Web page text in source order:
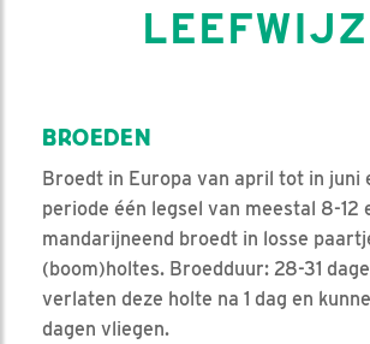
BROEDEN
Broedt in Europa van april tot in juni
periode één legsel van meestal 8-12
mandarijneend broedt in losse
(boom)holtes. Broedduur: 28-31
verlaten deze holte na 1 dag en
dagen vliegen.